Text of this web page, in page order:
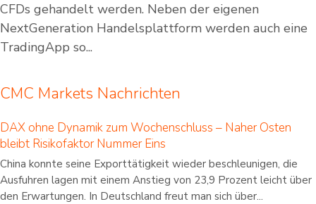
CFDs gehandelt werden. Neben der eigenen
NextGeneration Handelsplattform werden auch eine
TradingApp so...
CMC Markets Nachrichten
DAX ohne Dynamik zum Wochenschluss – Naher Osten
bleibt Risikofaktor Nummer Eins
China konnte seine Exporttätigkeit wieder beschleunigen, die
Ausfuhren lagen mit einem Anstieg von 23,9 Prozent leicht über
den Erwartungen. In Deutschland freut man sich über...